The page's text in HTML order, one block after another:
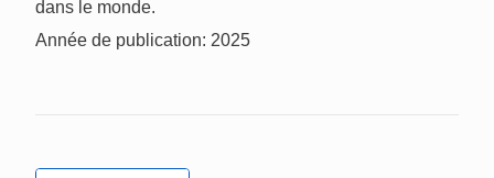
dans le monde.
Année de publication: 2025